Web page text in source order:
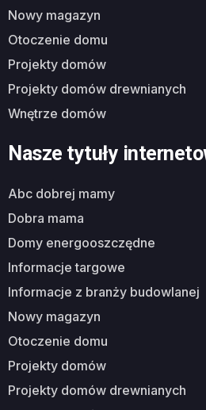
nowy magazyn
otoczenie domu
projekty domów
projekty domów drewnianych
wnętrze domów
Nasze tytuły
abc dobrej mamy
dobra mama
domy energooszczędne
informacje targowe
informacje z branży budowlanej
nowy magazyn
otoczenie domu
projekty domów
projekty domów drewnianych